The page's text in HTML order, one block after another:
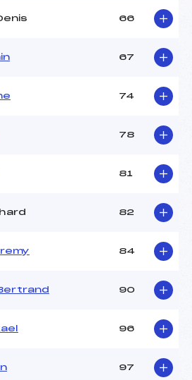
66
67
74
78
81
82
84
90
96
97